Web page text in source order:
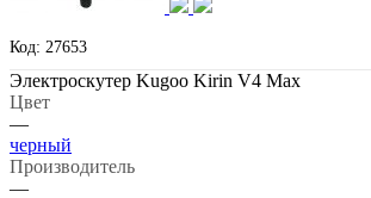
Код: 27653
Электроскутер Kugoo Kirin V4 Max
Цвет
—
черный
Производитель
—